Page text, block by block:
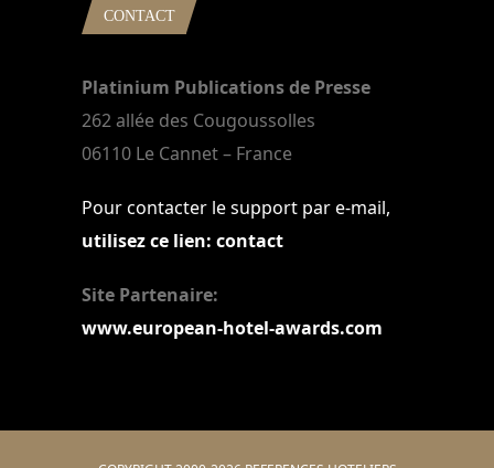
CONTACT
Platinium Publications de Presse
262 allée des Cougoussolles
06110 Le Cannet – France
Pour contacter le support par e-mail,
utilisez ce lien: contact
Site Partenaire:
www.european-hotel-awards.com